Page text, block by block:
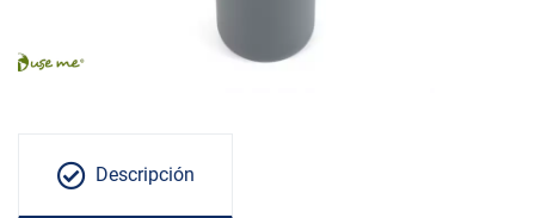
Descripción